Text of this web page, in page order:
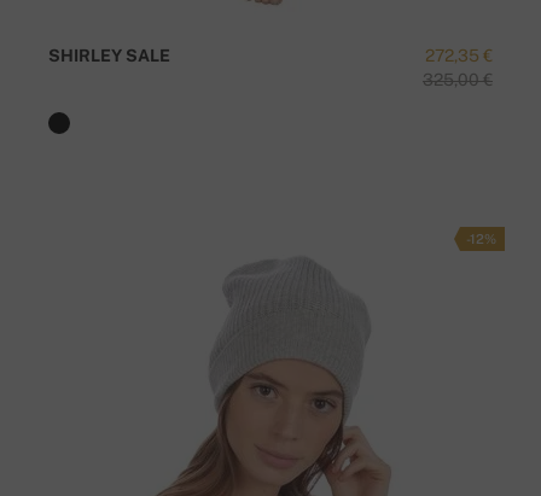
272,35 €
325,00 €
SHIRLEY SALE
-12%